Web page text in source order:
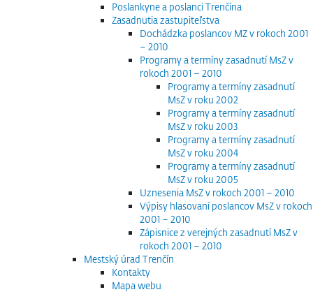
Poslankyne a poslanci Trenčína
Zasadnutia zastupiteľstva
Dochádzka poslancov MZ v rokoch 2001
– 2010
Programy a termíny zasadnutí MsZ v
rokoch 2001 – 2010
Programy a termíny zasadnutí
MsZ v roku 2002
Programy a termíny zasadnutí
MsZ v roku 2003
Programy a termíny zasadnutí
MsZ v roku 2004
Programy a termíny zasadnutí
MsZ v roku 2005
Uznesenia MsZ v rokoch 2001 – 2010
Výpisy hlasovaní poslancov MsZ v rokoch
2001 – 2010
Zápisnice z verejných zasadnutí MsZ v
rokoch 2001 – 2010
Mestský úrad Trenčín
Kontakty
Mapa webu